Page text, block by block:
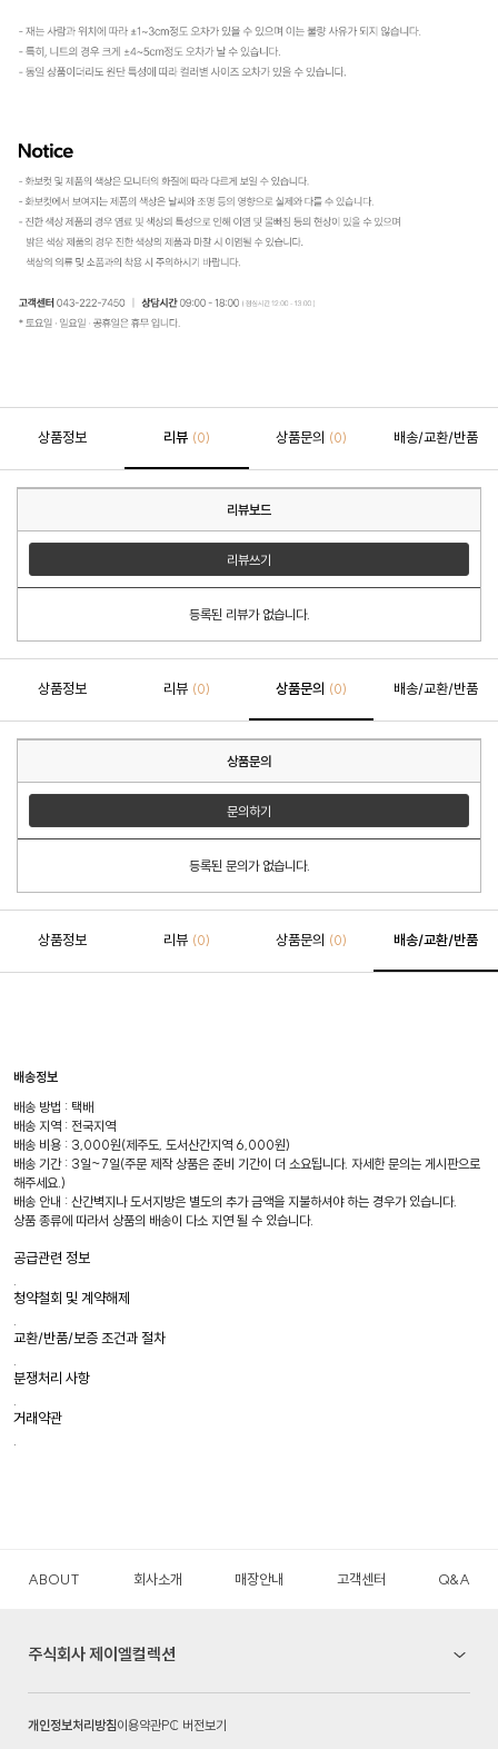
상품정보 리뷰 (0) 상품문의 (0) 배송/교환/반품
리뷰보드
리뷰쓰기
등록된 리뷰가 없습니다.
상품정보 리뷰 (0) 상품문의 (0) 배송/교환/반품
상품문의
문의하기
등록된 문의가 없습니다.
상품정보 리뷰 (0) 상품문의 (0) 배송/교환/반품
배송정보
배송 방법 : 택배
배송 지역 : 전국지역
배송 비용 : 3,000원(제주도, 도서산간지역 6,000원)
배송 기간 : 3일~7일(주문 제작 상품은 준비 기간이 더 소요됩니다. 자세한 문의는 게시판으로
해주세요.)
배송 안내 : 산간벽지나 도서지방은 별도의 추가 금액을 지불하셔야 하는 경우가 있습니다.
상품 종류에 따라서 상품의 배송이 다소 지연 될 수 있습니다.
공급관련 정보
청약철회 및 계약해제
교환/반품/보증 조건과 절차
분쟁처리 사항
거래약관
ABOUT 회사소개 매장안내 고객센터 Q&A
주식회사 제이엘컬렉션
개인정보처리방침이용약관PC 버전보기